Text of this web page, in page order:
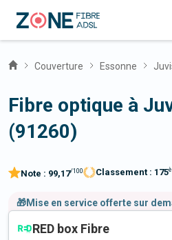
Couverture Essonne
Fibre optique à
(91260)
Note : 99,17/100 Classement : 175
🎁Mise en service offerte sur
RED box Fibre